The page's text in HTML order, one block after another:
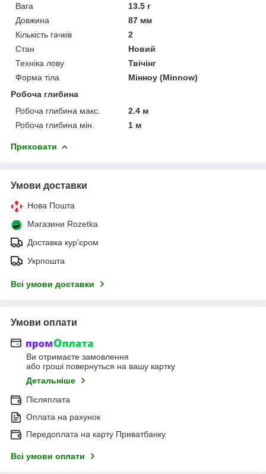
Вага
13.5 г
Довжина
87 мм
Кількість гачків
2
Стан
Новий
Техніка лову
Твічінг
Форма тіла
Мінноу (Minnow)
Робоча глибина
Робоча глибина макс.
2.4 м
Робоча глибина мін.
1 м
Приховати
Умови доставки
Нова Пошта
Магазини Rozetka
Доставка кур'єром
Укрпошта
Всі умови доставки
Умови оплати
Ви отримаєте замовлення
або гроші повернуться на вашу картку
Детальніше
Післяплата
Оплата на рахунок
Передоплата на карту Приватбанку
Всі умови оплати